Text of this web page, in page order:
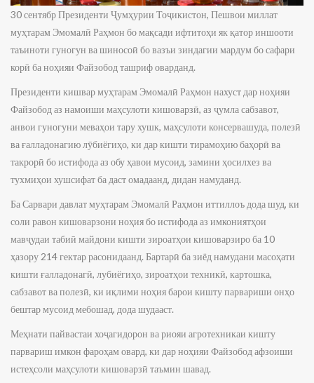
30 сентябр Президенти Ҷумҳурии Тоҷикистон, Пешвои миллат
муҳтарам Эмомалӣ Раҳмон бо мақсади ифтитоҳи як қатор иншооти
таъиноти гуногун ва шиносоӣ бо вазъи зиндагии мардум бо сафари
корӣ ба ноҳияи Файзобод ташриф оварданд.
Президенти кишвар муҳтарам Эмомалӣ Раҳмон нахуст дар ноҳияи
Файзобод аз намоиши маҳсулоти кишоварзӣ, аз ҷумла сабзавот,
анвои гуногуни меваҳои тару хушк, маҳсулоти консервашуда, полезӣ
ва ғалладонагию лӯбиёгиҳо, ки дар кишти тирамоҳию баҳорӣ ва
такрорӣ бо истифода аз обу ҳавои мусоид, замини ҳосилхез ва
тухмиҳои хушсифат ба даст омадаанд, дидан намуданд.
Ба Сарвари давлат муҳтарам Эмомалӣ Раҳмон иттиллоъ дода шуд, ки
соли равон кишоварзони ноҳия бо истифода аз имкониятҳои
мавҷудаи табиӣ майдони кишти зироатҳои кишоварзиро ба 10
ҳазору 214 гектар расонидаанд. Бартарӣ ба зиёд намудани масоҳати
кишти ғалладонагӣ, лубиёгиҳо, зироатҳои техникӣ, картошка,
сабзавот ва полезӣ, ки иқлими ноҳия барои кишту парвариши онҳо
бештар мусоид мебошад, дода шудааст.
Меҳнати пайвастаи хоҷагидорон ва риояи агротехникаи кишту
парвариш имкон фароҳам овард, ки дар ноҳияи Файзобод афзоиши
истеҳсоли маҳсулоти кишоварзӣ таъмин шавад.